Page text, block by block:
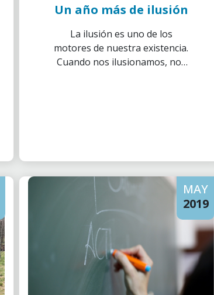
Un año más de ilusión
La ilusión es uno de los
motores de nuestra existencia.
Cuando nos ilusionamos, nos
MAY
2019